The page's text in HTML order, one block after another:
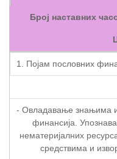
Број наставних
1. Појам пословних
- Овладавање знањима
финансија.
нематеријалних
средствима и